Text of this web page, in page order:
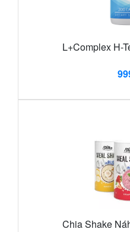
L+Complex H-
Chia Shake